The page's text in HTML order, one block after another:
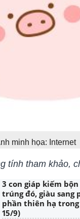
minh họa: Internet
tính tham khảo,
3 con giáp kiếm
trúng đó, giàu sang
phần thiên hạ
15/9)